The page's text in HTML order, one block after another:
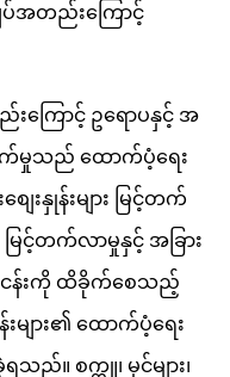
ပ်အတည်းကြောင့်
ကြောင့် ဥရောပနှင့် အ
က်မှုသည် ထောက်ပံ့ရေး
းနှုန်းများ မြင့်တက်
ြင့်တက်လာမှုနှင့် အခြား
ငန်းကို ထိခိုက်စေသည့်
များ၏ ထောက်ပံ့ရေး
။ စက္ကူ၊ မှင်များ၊